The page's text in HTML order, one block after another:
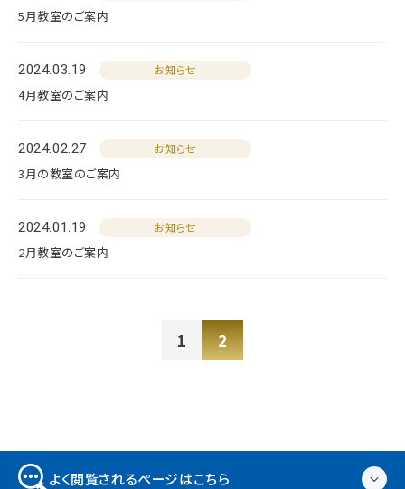
5月教室のご案内
2024.03.19 お知らせ
4月教室のご案内
2024.02.27 お知らせ
3月の教室のご案内
2024.01.19 お知らせ
2月教室のご案内
1 2
よく閲覧されるページはこちら